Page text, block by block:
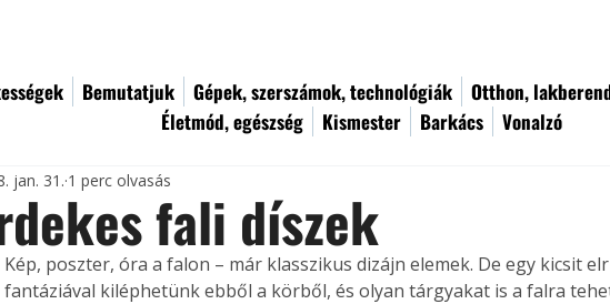
Bemutatjuk Gépek, szerszámok, technológiák
Otthon,
Életmód, egészség
Kismester Barkács Vonalzó
fali díszek
jan. 31. 1 perc olvasás
Kép, poszter, óra a falon – már klasszikus dizájn elemek. De egy kicsit
fantáziával kiléphetünk ebből a körből, és olyan tárgyakat is a falra